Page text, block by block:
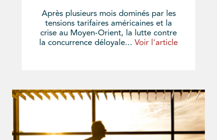
Après plusieurs mois dominés par les
tensions tarifaires américaines et la
crise au Moyen-Orient, la lutte contre
la concurrence déloyale... Voir l'article